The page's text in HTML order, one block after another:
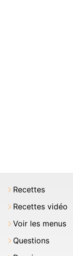
Recettes
Recettes vidéo
Voir les menus
Questions